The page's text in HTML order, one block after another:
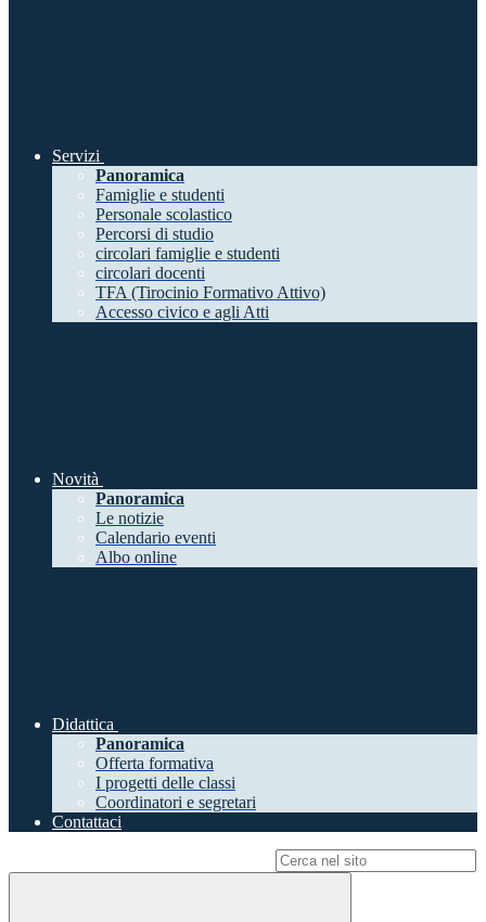
Servizi
Panoramica
Famiglie e studenti
Personale scolastico
Percorsi di studio
circolari famiglie e studenti
circolari docenti
TFA (Tirocinio Formativo Attivo)
Accesso civico e agli Atti
Novità
Panoramica
Le notizie
Calendario eventi
Albo online
Didattica
Panoramica
Offerta formativa
I progetti delle classi
Coordinatori e segretari
Contattaci